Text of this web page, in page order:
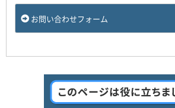
お問い合わせフォーム